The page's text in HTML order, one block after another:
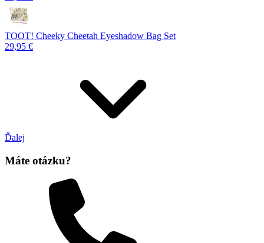
TOOT! Cheeky Cheetah Eyeshadow Bag Set
29,95 €
Ďalej
Máte otázku?